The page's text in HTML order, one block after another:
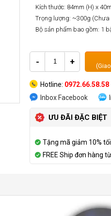
Kích thước: 84mm (H) x
Trọng lượng: ~300g
Bộ sản phẩm bao gồm: 1
- +
Hotline: 0972.66.58.58
Inbox Facebook
ƯU ĐÃI ĐẶC BIỆT
Tặng mã giảm 10%
FREE Ship đơn hàng